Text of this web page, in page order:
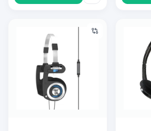
Naushnik Koss Porta Pro Mic/Remote